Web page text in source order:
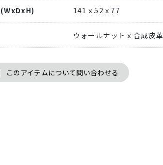
141ｘ52ｘ77
ウォールナットｘ合成皮革
このアイテムについて問い合わせる